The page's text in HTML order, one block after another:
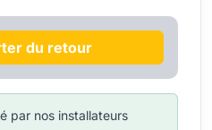
du retour
par nos installateurs